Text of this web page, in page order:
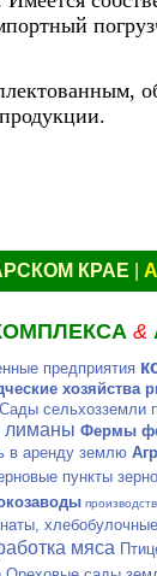
ОМ КРА Е
&
предприятия
хозяйства
Сады сельхозземли
лиманы Фермы
в аренду землю
пункты
мяса